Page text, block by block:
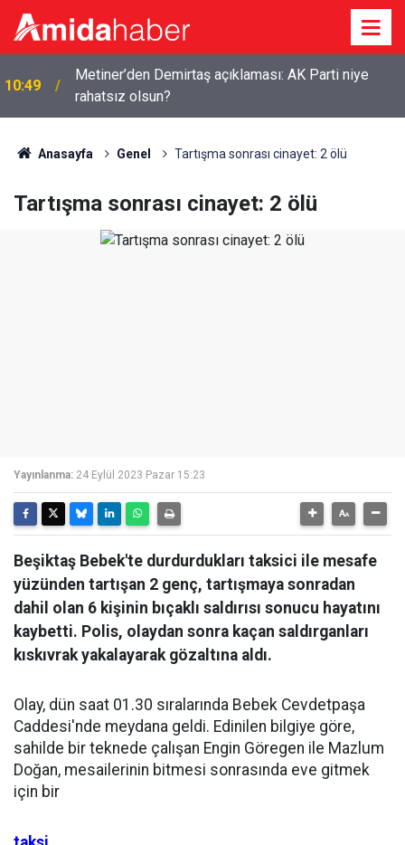
10:49
Metiner’den Demirtaş açıklaması: AK Parti niye
rahatsız olsun?
Anasayfa Genel Tartışma sonrası cinayet: 2 ölü
Tartışma sonrası cinayet: 2 ölü
Yayınlanma: 24 Eylül 2023 Pazar 15:23
Beşiktaş Bebek'te durdurdukları taksici ile mesafe
yüzünden tartışan 2 genç, tartışmaya sonradan
dahil olan 6 kişinin bıçaklı saldırısı sonucu hayatını
kaybetti. Polis, olaydan sonra kaçan saldırganları
kıskıvrak yakalayarak gözaltına aldı.
Olay, dün saat 01.30 sıralarında Bebek Cevdetpaşa
Caddesi'nde meydana geldi. Edinilen bilgiye göre,
sahilde bir teknede çalışan Engin Göregen ile Mazlum
Doğan, mesailerinin bitmesi sonrasında eve gitmek
için bir